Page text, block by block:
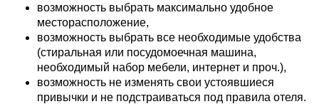
возможность выбрать максимально удобное
месторасположение,
возможность выбрать все необходимые удобства
(стиральная или посудомоечная машина,
необходимый набор мебели, интернет и проч.),
возможность не изменять свои устоявшиеся
привычки и не подстраиваться под правила отеля.